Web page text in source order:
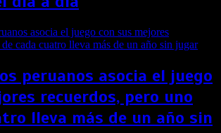
peruanos asocia el juego
recuerdos, pero uno
lleva más de un año sin